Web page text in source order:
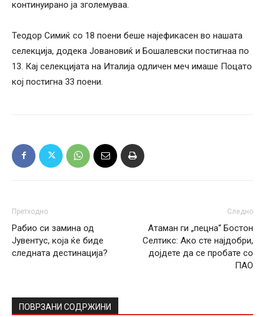
континуирано ја зголемуваа.
Теодор Симиќ со 18 поени беше најефикасен во нашата
селекција, додека Јовановиќ и Бошалевски постигнаа по
13. Кај селекцијата на Италија одличен меч имаше Поцато
кој постигна 33 поени.
Претходно
Рабио си замина од
Јувентус, која ќе биде
следната дестинација?
Следно
Атаман ги „пецна“ Бостон
Селтикс: Ако сте најдобри,
дојдете да се пробате со
ПАО
ПОВРЗАНИ СОДРЖИНИ